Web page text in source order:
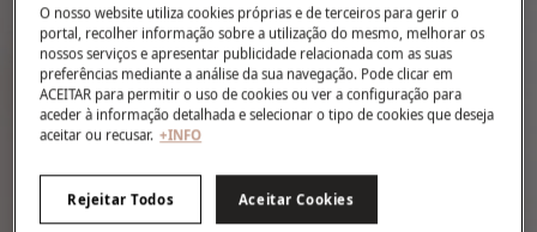
O nosso website utiliza cookies próprias e de terceiros para gerir o
portal, recolher informação sobre a utilização do mesmo, melhorar os
nossos serviços e apresentar publicidade relacionada com as suas
preferências mediante a análise da sua navegação. Pode clicar em
ACEITAR para permitir o uso de cookies ou ver a configuração para
aceder à informação detalhada e selecionar o tipo de cookies que deseja
aceitar ou recusar. +INFO
Rejeitar Todos Aceitar Cookies